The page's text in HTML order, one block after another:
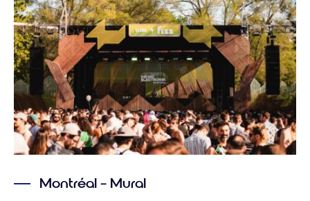
Montréal – Mural